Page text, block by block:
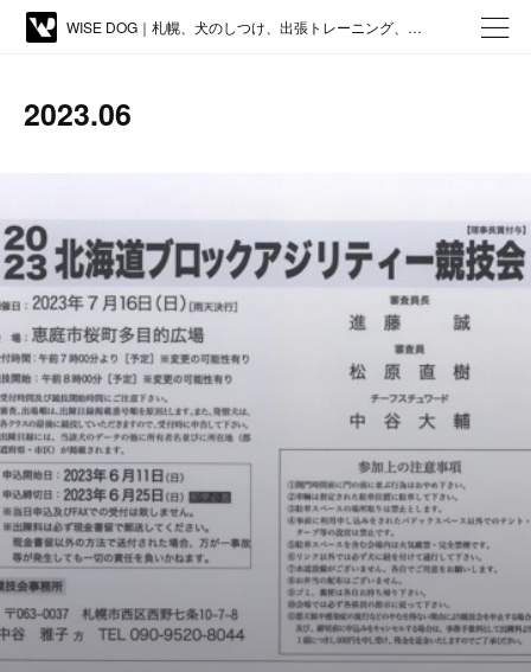
WISE DOG｜札幌、犬のしつけ、出張トレーニング、しつけ教室、アジリティー、ドッグトレーニング
2023.06